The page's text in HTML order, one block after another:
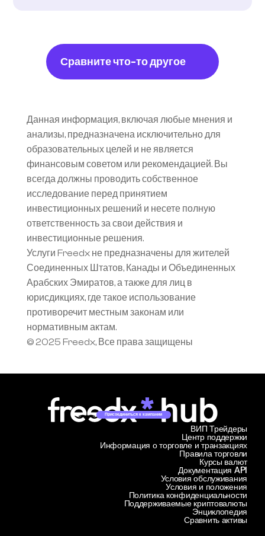
Сравните что-то другое
Данная информация, включая любые мнения и
анализы, предназначена исключительно для
образовательных целей и не является
финансовым советом или рекомендацией. Вы
всегда должны проводить собственное
исследование перед принятием
инвестиционных решений и несете полную
ответственность за свои действия и
инвестиционные решения.
Услуги Freedx не предназначены для жителей
Соединенных Штатов, Канады и Объединенных
Арабских Эмиратов, а также для лиц в
юрисдикциях, где такое использование
противоречит местным законам или
нормативным актам.
© 2025 Freedx, Все права защищены
Присоединиться к кампании
Центр поддержки
Информация о торговле и транзакциях
ВИП Трейдеры
Правила торговли
Курсы валют
Документация API
Условия обслуживания
Условия и положения
Политика конфиденциальности
Поддерживаемые криптовалюты
Энциклопедия
Сравнить активы